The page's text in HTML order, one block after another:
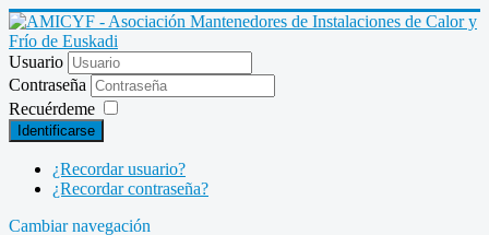
Usuario
Contraseña
Recuérdeme
Identificarse
¿Recordar usuario?
¿Recordar contraseña?
Cambiar navegación